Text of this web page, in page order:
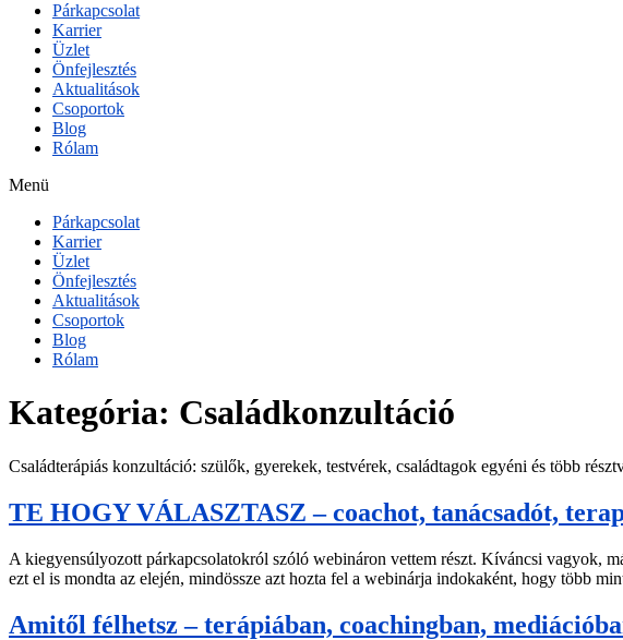
Párkapcsolat
Karrier
Üzlet
Önfejlesztés
Aktualitások
Csoportok
Blog
Rólam
Menü
Párkapcsolat
Karrier
Üzlet
Önfejlesztés
Aktualitások
Csoportok
Blog
Rólam
Kategória: Családkonzultáció
Családterápiás konzultáció: szülők, gyerekek, testvérek, családtagok egyéni és több
TE HOGY VÁLASZTASZ – coachot, tanácsadót,
A kiegyensúlyozott párkapcsolatokról szóló webináron vettem részt. Kíváncsi vagyok,
ezt el is mondta az elején, mindössze azt hozta fel a webinárja indokaként, hogy több
Amitől félhetsz – terápiában, coachingban,